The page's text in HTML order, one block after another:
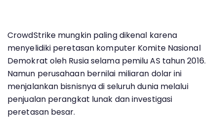
CrowdStrike mungkin paling dikenal karena
menyelidiki peretasan komputer Komite Nasional
Demokrat oleh Rusia selama pemilu AS tahun 2016.
Namun perusahaan bernilai miliaran dolar ini
menjalankan bisnisnya di seluruh dunia melalui
penjualan perangkat lunak dan investigasi
peretasan besar.